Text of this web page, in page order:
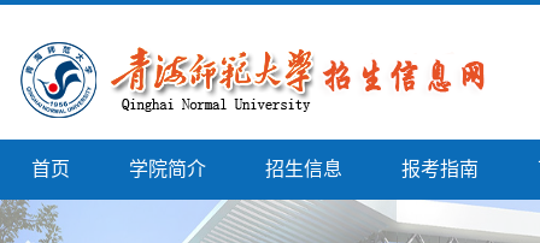
首页 学院简介 招生信息 报考指南